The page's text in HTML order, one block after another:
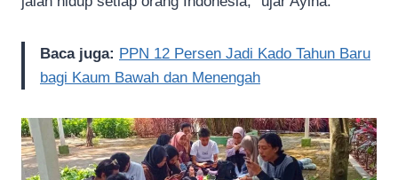
Baca juga: PPN 12 Persen Jadi Kado Tahun Baru
bagi Kaum Bawah dan Menengah